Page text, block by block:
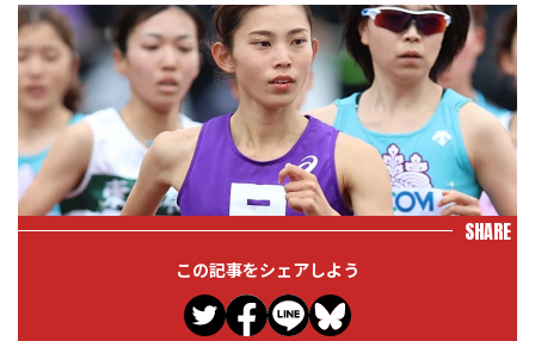
SHARE
この記事をシェアしよう